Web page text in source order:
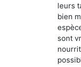
leurs
bien
sont